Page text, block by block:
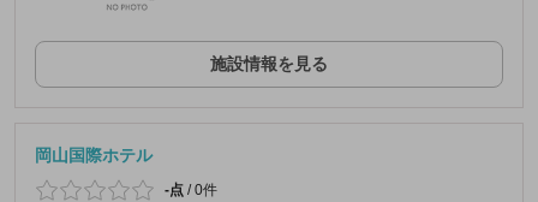
施設情報を見る
岡山国際ホテル
-点 /0件